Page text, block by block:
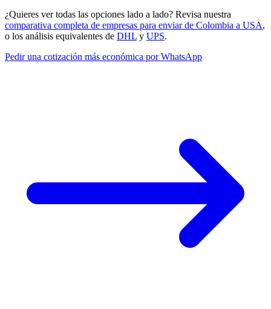
¿Quieres ver todas las opciones lado a lado? Revisa nuestra
comparativa completa de empresas para enviar de Colombia a USA,
o los análisis equivalentes de DHL y UPS.
Pedir una cotización más económica por WhatsApp